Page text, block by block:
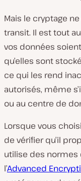
Mais le cryptage
transit. Il est tout
vos données
qu’elles sont
ce qui les rend
autorisés, même
ou au centre de
Lorsque vous
de vérifier qu’il
utilise des normes
l’Advanced